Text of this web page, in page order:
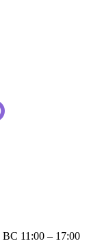
ВС 11:00 – 17:00